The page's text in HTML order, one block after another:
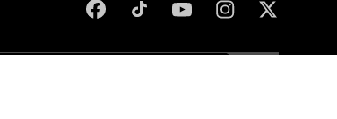
facebooktiktok youtubeinstagramtwitter